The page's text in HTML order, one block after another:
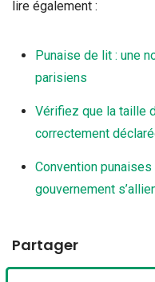
lire également :
Punaise de lit : une
parisiens
Vérifiez que la taille
correctement
Convention
gouvernement
Partager